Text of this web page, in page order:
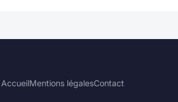
AccueilMentions légalesContact